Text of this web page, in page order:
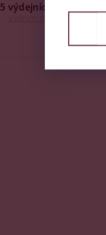
5 výdejních míst v Praze